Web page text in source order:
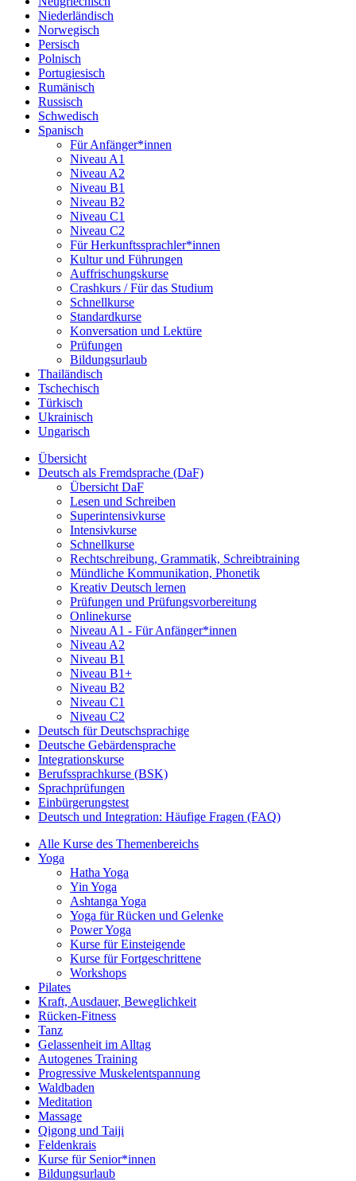
Niederländisch
Norwegisch
Persisch
Polnisch
Portugiesisch
Rumänisch
Russisch
Schwedisch
Spanisch
Für Anfänger*innen
Niveau A1
Niveau A2
Niveau B1
Niveau B2
Niveau C1
Niveau C2
Für Herkunftssprachler*innen
Kultur und Führungen
Auffrischungskurse
Crashkurs / Für das Studium
Schnellkurse
Standardkurse
Konversation und Lektüre
Prüfungen
Bildungsurlaub
Thailändisch
Tschechisch
Türkisch
Ukrainisch
Ungarisch
Übersicht
Deutsch als Fremdsprache (DaF)
Übersicht DaF
Lesen und Schreiben
Superintensivkurse
Intensivkurse
Schnellkurse
Rechtschreibung, Grammatik, Schreibtraining
Mündliche Kommunikation, Phonetik
Kreativ Deutsch lernen
Prüfungen und Prüfungsvorbereitung
Onlinekurse
Niveau A1 - Für Anfänger*innen
Niveau A2
Niveau B1
Niveau B1+
Niveau B2
Niveau C1
Niveau C2
Deutsch für Deutschsprachige
Deutsche Gebärdensprache
Integrationskurse
Berufssprachkurse (BSK)
Sprachprüfungen
Einbürgerungstest
Deutsch und Integration: Häufige Fragen (FAQ)
Alle Kurse des Themenbereichs
Yoga
Hatha Yoga
Yin Yoga
Ashtanga Yoga
Yoga für Rücken und Gelenke
Power Yoga
Kurse für Einsteigende
Kurse für Fortgeschrittene
Workshops
Pilates
Kraft, Ausdauer, Beweglichkeit
Rücken-Fitness
Tanz
Gelassenheit im Alltag
Autogenes Training
Progressive Muskelentspannung
Waldbaden
Meditation
Massage
Qigong und Taiji
Feldenkrais
Kurse für Senior*innen
Bildungsurlaub